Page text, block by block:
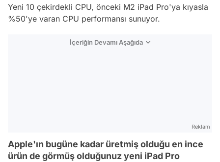
Yeni 10 çekirdekli CPU, önceki M2 iPad Pro'ya kıyasla
%50'ye varan CPU performansı sunuyor.
İçeriğin Devamı Aşağıda
Reklam
Apple'ın bugüne kadar üretmiş olduğu en ince
ürün de görmüş olduğunuz yeni iPad Pro